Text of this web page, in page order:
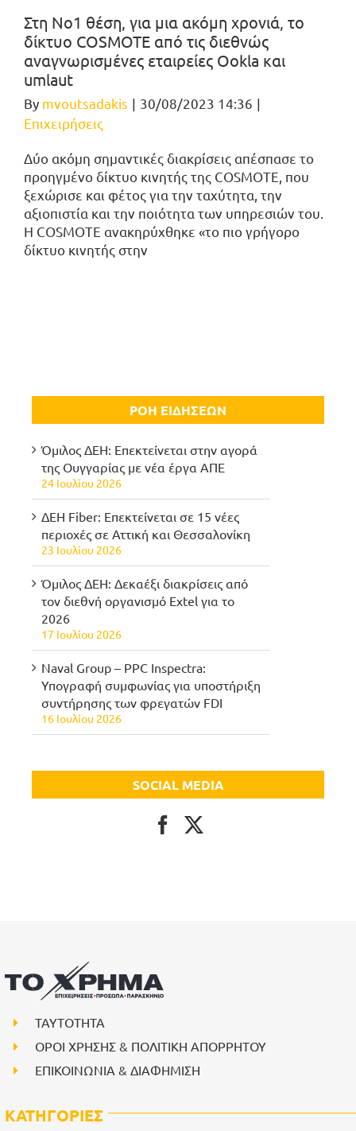
Στη Νο1 θέση, για μια ακόμη χρονιά, το
δίκτυο COSMOTE από τις διεθνώς
αναγνωρισμένες εταιρείες Οokla και
umlaut
By mvoutsadakis | 30/08/2023 14:36 |
Επιχειρήσεις
Δύο ακόμη σημαντικές διακρίσεις απέσπασε το
προηγμένο δίκτυο κινητής της COSMOTE, που
ξεχώρισε και φέτος για την ταχύτητα, την
αξιοπιστία και την ποιότητα των υπηρεσιών του.
Η COSMOTE ανακηρύχθηκε «το πιο γρήγορο
δίκτυο κινητής στην
ΡΟΗ ΕΙΔΗΣΕΩΝ
Όμιλος ΔΕΗ: Επεκτείνεται στην αγορά
της Ουγγαρίας με νέα έργα ΑΠΕ
24 Ιουλίου 2026
ΔΕΗ Fiber: Επεκτείνεται σε 15 νέες
περιοχές σε Αττική και Θεσσαλονίκη
23 Ιουλίου 2026
Όμιλος ΔΕΗ: Δεκαέξι διακρίσεις από
τον διεθνή οργανισμό Extel για το
2026
17 Ιουλίου 2026
Naval Group – PPC Inspectra:
Υπογραφή συμφωνίας για υποστήριξη
συντήρησης των φρεγατών FDI
16 Ιουλίου 2026
SOCIAL MEDIA
ΤΑΥΤΟΤΗΤΑ
ΟΡΟΙ ΧΡΗΣΗΣ & ΠΟΛΙΤΙΚΗ ΑΠΟΡΡΗΤΟΥ
ΕΠΙΚΟΙΝΩΝΙΑ & ΔΙΑΦΗΜΙΣΗ
ΚΑΤΗΓΟΡΙΕΣ